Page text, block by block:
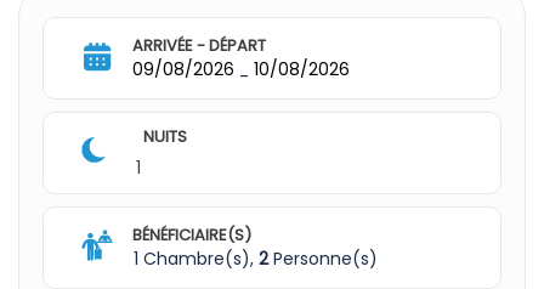
ARRIVÉE - DÉPART
09/08/2026 - 10/08/2026
NUITS
1
BÉNÉFICIAIRE(S)
1 Chambre(s), 2Personne(s)